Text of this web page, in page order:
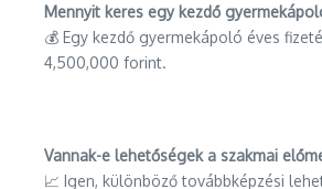
Mennyit keres egy kezdő
💰 Egy kezdő gyermekápoló éves
4,500,000 forint.
Vannak-e lehetőségek a szakmai
📈 Igen, különböző továbbképzési